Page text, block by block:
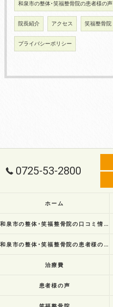
和泉市の整体･笑福整骨院の患者様の声
院長紹介 アクセス 笑福整骨院
プライバシーポリシー
0725-53-2800
ホーム
和泉市の整体･笑福整骨院の口コミ情報
和泉市の整体･笑福整骨院の患者様の声
治療費
患者様の声